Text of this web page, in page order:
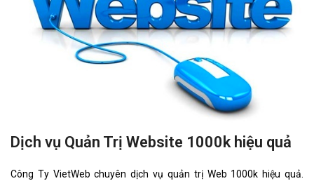
Dịch vụ Quản Trị Website 1000k hiệu quả
Công Ty VietWeb chuyên dịch vụ quản trị Web 1000k hiệu quả.